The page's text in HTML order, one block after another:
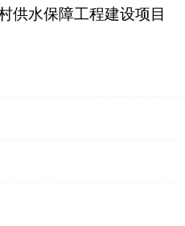
供水保障工程建设项目